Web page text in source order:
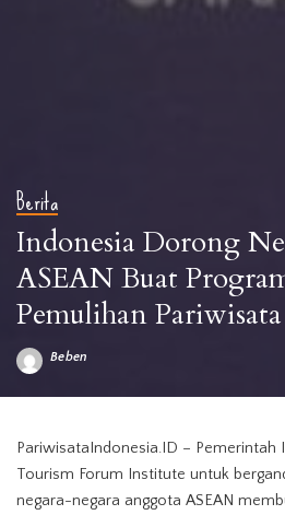
Berita
Indonesia Dorong
ASEAN Buat
Pemulihan Pariwisata
Posted
Beben
PariwisataIndonesia.ID – Pemerintah
Tourism Forum Institute untuk
negara-negara anggota ASEAN